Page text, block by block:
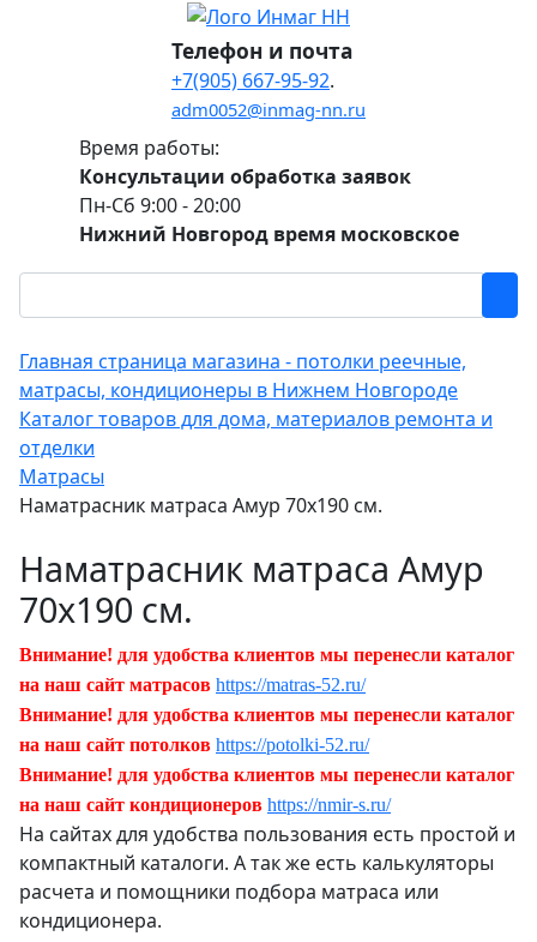
Телефон и почта
+7(905) 667-95-92.
adm0052@inmag-nn.ru
Время работы:
Консультации обработка заявок
Пн-Сб 9:00 - 20:00
Нижний Новгород время московское
Главная страница магазина - потолки реечные,
матрасы, кондиционеры в Нижнем Новгороде
Каталог товаров для дома, материалов ремонта и
отделки
Матрасы
Наматрасник матраса Амур 70х190 см.
Наматрасник матраса Амур
70х190 см.
Внимание! для удобства клиентов мы перенесли каталог
на наш сайт матрасов https://matras-52.ru/
Внимание! для удобства клиентов мы перенесли каталог
на наш сайт потолков https://potolki-52.ru/
Внимание! для удобства клиентов мы перенесли каталог
на наш сайт кондиционеров https://nmir-s.ru/
На сайтах для удобства пользования есть простой и
компактный каталоги. А так же есть калькуляторы
расчета и помощники подбора матраса или
кондиционера.